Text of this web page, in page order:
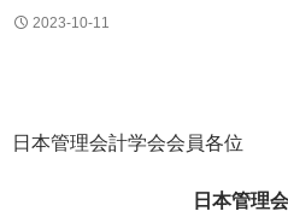
2023-10-11
日本管理会計学会会員各位
日本管理